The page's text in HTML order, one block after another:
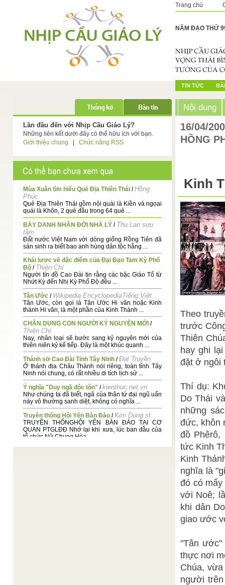
Trang chủ
NĂM ĐẠO THỨ
TIN TỨC
Lần đầu đến với Nhịp Cầu Giáo Lý?
Những liên kết dưới đây có thể hữu ích với bạn.
Giới thiệu chung
Chức năng RSS
Mùa Xuân tìm hiểu Quẻ Địa Thiên Thái /Hồng
Phúc
Quẻ Địa Thiên Thái gồm nội quái là Kiền và ngọai
quái là Khôn, 2 quẻ đầu trong 64 quẻ ...
BẢY DANH NHÂN ĐỜI NHÀ LÝ / Thu Lan sưu
tầm
Đất nước Việt Nam với dòng giống Rồng Tiên đã
sản sinh ra biết bao anh hùng dân tộc hằng ...
Khái lược về đặc điểm của Đại Đạo Tam Kỳ Phổ
Độ / Thiện Chí
Người tín đồ Cao Đài tin rằng các bậc Giáo Tổ từ
Nhứt Kỳ đến Nhị Kỳ Phổ Độ đều ...
Tân Ước / Wikipedia EncyclopediaTiếng Việt
Tân Ước, còn gọi là Tân Ước Hi văn hoặc Kinh
thánh Hi văn, là một phần của Kinh Thánh ...
CHÂN DUNG CON NGƯỜI KỶ NGUYÊN MỚI /
Thiện Chí
Nay, nhân loại sẽ bước sang kỷ nguyên mới của
thiên niên kỷ kế tiếp. Đây là một khúc quanh ...
Thánh sở Cao Đài Tỉnh Tây Ninh /Đạt Truyền
Ở thánh địa Châu Thành nói riêng, toàn tỉnh Tây
Ninh nói chung, có rất nhiều di tích lịch sử ...
Ý nghĩa "Duy ngã độc tôn" /kienthuc.net.vn
Như chúng ta đã biết, ngã của thân tứ đại ngũ uẩn
này vô thường sanh diệt, không có nghĩa ...
Truyền thống Hội Yến Bàn Đào /Kim Dung st.
TRUYỀN THỐNGHỘI YẾN BÀN ĐÀO TẠI CƠ
QUAN PTGLĐĐ Nhớ lại khi xưa, lúc ban đầu của
tổ chức Nữ Chung Hòa ...
Nội dung
16/04/
HỒNG
Kinh
Theo
trước
Thiên
hay ghi
đặt ở ngôi
Thí dụ:
Do Thái
những
đức, khôn
đồ Phêrô,
tức Kinh
Kinh
nghĩa là
đó có
với Noê;
khi dân
giao ước
"Tân ước"
thực nơi
Chúa,
người